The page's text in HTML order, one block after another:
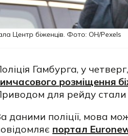
Центр біженців. Фото: OН/Pexels
Гамбурга, у
розміщення
для рейду стали
даними поліції, мова
портал